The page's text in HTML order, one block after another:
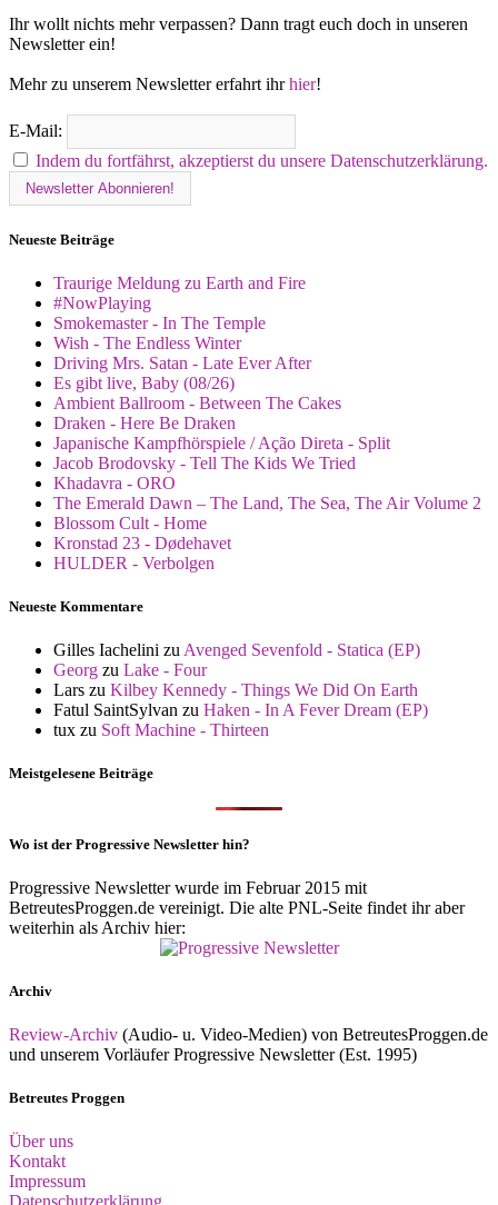
Ihr wollt nichts mehr verpassen? Dann tragt euch doch in unseren
Newsletter ein!
Mehr zu unserem Newsletter erfahrt ihrhier!
E-Mail:
Indem du fortfährst, akzeptierst du unsere Datenschutzerklärung.
Neueste Beiträge
Traurige Meldung zu Earth and Fire
#NowPlaying
Smokemaster - In The Temple
Wish - The Endless Winter
Driving Mrs. Satan - Late Ever After
Es gibt live, Baby (08/26)
Ambient Ballroom - Between The Cakes
Draken - Here Be Draken
Japanische Kampfhörspiele / Ação Direta - Split
Jacob Brodovsky - Tell The Kids We Tried
Khadavra - ORO
The Emerald Dawn – The Land, The Sea, The Air Volume 2
Blossom Cult - Home
Kronstad 23 - Dødehavet
HULDER - Verbolgen
Neueste Kommentare
Gilles Iachelini zu Avenged Sevenfold - Statica (EP)
Georg zu Lake - Four
Lars zu Kilbey Kennedy - Things We Did On Earth
Fatul SaintSylvan zu Haken - In A Fever Dream (EP)
tux zu Soft Machine - Thirteen
Meistgelesene Beiträge
Wo ist der Progressive Newsletter hin?
Progressive Newsletter wurde im Februar 2015 mit
BetreutesProggen.de vereinigt. Die alte PNL-Seite findet ihr aber
weiterhin als Archiv hier:
Archiv
Review-Archiv (Audio- u. Video-Medien) von BetreutesProggen.de
und unserem Vorläufer Progressive Newsletter (Est. 1995)
Betreutes Proggen
Über uns
Kontakt
Impressum